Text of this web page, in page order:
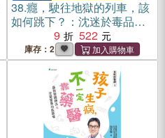
38.癮，駛往地獄的列車，該
如何跳下？：沈迷於毒品、
煙癮、酒癮、工作或是古典
音樂唱片，某種程度的強迫
症、焦慮、執意，都可能是
成癮（2022增訂版）
9 522
庫存：2